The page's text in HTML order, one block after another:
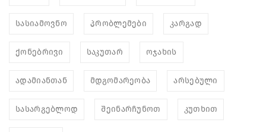
სასიამოვნო პრობლემები კარგად
ქონებრივი საკუთარ ოჯახის
ადამიანთან მდგომარეობა არსებული
სასარგებლოდ შეინარჩუნოთ კუთხით